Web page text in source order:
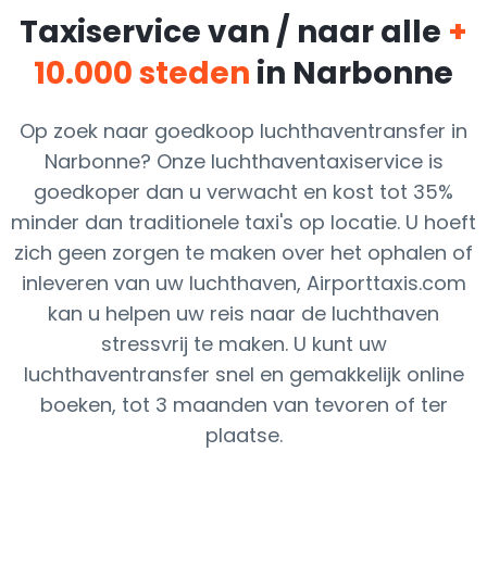
Taxiservice van / naar alle +
10.000 steden in Narbonne
Op zoek naar goedkoop luchthaventransfer in
Narbonne? Onze luchthaventaxiservice is
goedkoper dan u verwacht en kost tot 35%
minder dan traditionele taxi's op locatie. U hoeft
zich geen zorgen te maken over het ophalen of
inleveren van uw luchthaven, Airporttaxis.com
kan u helpen uw reis naar de luchthaven
stressvrij te maken. U kunt uw
luchthaventransfer snel en gemakkelijk online
boeken, tot 3 maanden van tevoren of ter
plaatse.